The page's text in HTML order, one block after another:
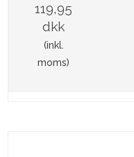
119,95
dkk
(inkl.
moms)